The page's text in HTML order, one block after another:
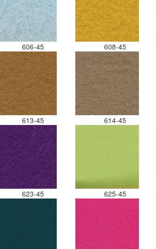
606-45 608-45
613-45 614-45
623-45 625-45